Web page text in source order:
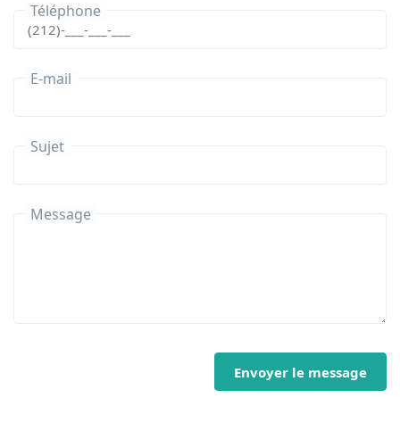
Téléphone
E-mail
Sujet
Message
Envoyer le message